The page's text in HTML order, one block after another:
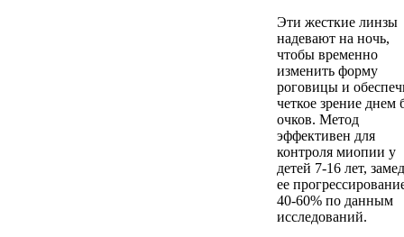
Эти жесткие линзы
надевают на ночь,
чтобы временно
изменить форму
роговицы и
четкое зрение днем
очков. Метод
эффективен для
контроля миопии у
детей 7-16 лет,
ее
40-60% по данным
исследований.